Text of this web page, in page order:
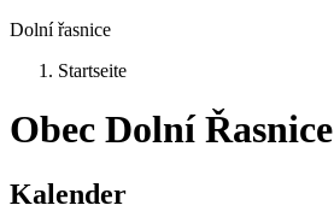
Dolní řasnice
Startseite
Obec Dolní Řasnice
Kalender